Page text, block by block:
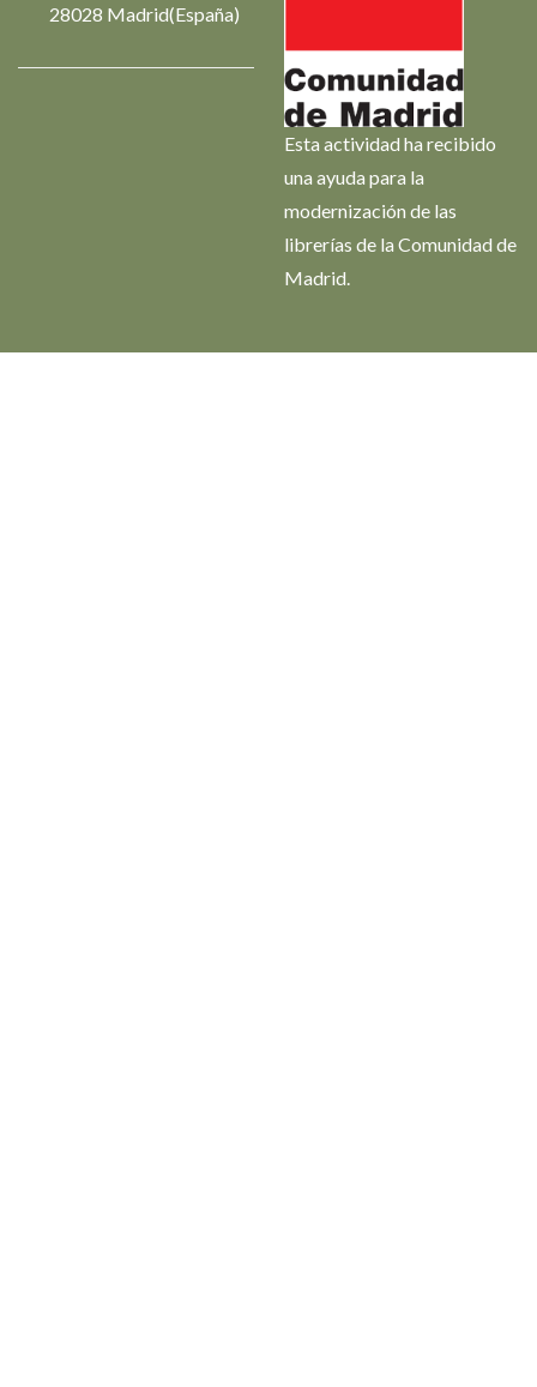
28028 Madrid(España)
Esta actividad ha recibido
una ayuda para la
modernización de las
librerías de la Comunidad de
Madrid.